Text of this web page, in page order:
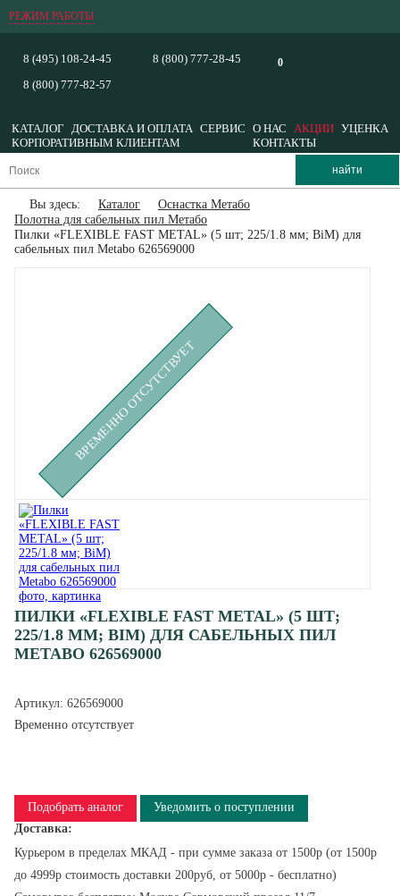
РЕЖИМ РАБОТЫ
0
8 (495) 108-24-45
8 (800) 777-82-57
8 (800) 777-28-45
КАТАЛОГ ДОСТАВКА И ОПЛАТА СЕРВИС О НАС АКЦИИ УЦЕНКА
КОРПОРАТИВНЫМ КЛИЕНТАМ
КОНТАКТЫ
Вы здесь: Каталог
Оснастка Метабо
Полотна для сабельных пил Метабо
Пилки «FLEXIBLE FAST METAL» (5 шт; 225/1.8 мм; BiM) для
сабельных пил Metabo 626569000
ВРЕМЕННО ОТСУТСТВУЕТ
ПИЛКИ «FLEXIBLE FAST METAL» (5 ШТ;
225/1.8 ММ; BIM) ДЛЯ САБЕЛЬНЫХ ПИЛ
METABO 626569000
Артикул: 626569000
Временно отсутствует
Подобрать аналог
Уведомить о поступлении
Доставка:
Курьером в пределах МКАД - при сумме заказа от 1500р (от 1500р
до 4999р стоимость доставки 200руб, от 5000р - бесплатно)